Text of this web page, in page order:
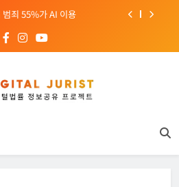
죄 55%가 AI 이용
노동조합 설립을 바라보며
박스 조항 삭제 촉구
죄 55%가 AI 이용
노동조합 설립을 바라보며